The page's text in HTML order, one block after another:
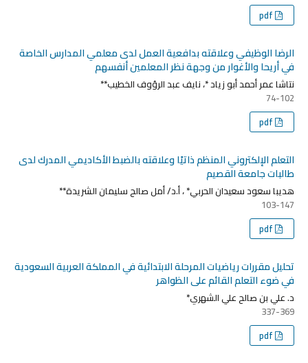
الرضا الوظيفي وعلاقته بدافعية العمل لدى معلمي المدارس الخاصة
في أريحا والأغوار من وجهة نظر المعلمين أنفسهم
نتاشا عمر أحمد أبو زياد *، نايف عبد الرؤوف الخطيب**
74-102
التعلم الإلكتروني المنظم ذاتيًا وعلاقته بالضبط الأكاديمي المدرك لدى
طالبات جامعة القصيم
هديبا سعود سعيدان الحربي* ، أ.د/ أمل صالح سليمان الشريدة**
103-147
تحليل مقررات رياضيات المرحلة الابتدائية في المملكة العربية السعودية
في ضوء التعلم القائم على الظواهر
د. علي بن صالح علي الشهري*
337-369